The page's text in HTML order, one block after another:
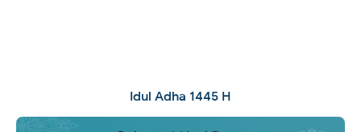
Idul Adha 1445 H